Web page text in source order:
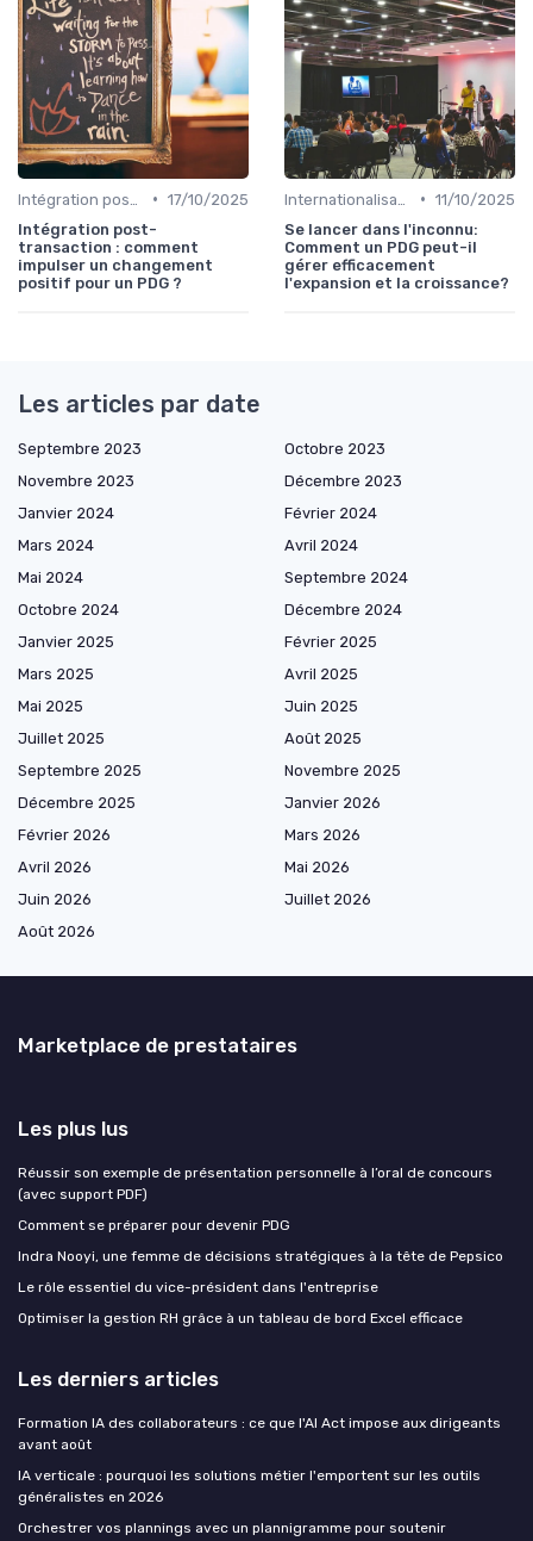
• 17/10/2025
Intégration post-
transaction : comment
impulser un changement
positif pour un PDG ?
• 11/10/2025
Se lancer dans l'inconnu:
Comment un PDG peut-il
gérer efficacement
l'expansion et la croissance?
Les articles par date
Septembre 2023
Octobre 2023
Novembre 2023
Décembre 2023
Janvier 2024
Février 2024
Mars 2024
Avril 2024
Mai 2024
Septembre 2024
Octobre 2024
Décembre 2024
Janvier 2025
Février 2025
Mars 2025
Avril 2025
Mai 2025
Juin 2025
Juillet 2025
Août 2025
Septembre 2025
Novembre 2025
Décembre 2025
Janvier 2026
Février 2026
Mars 2026
Avril 2026
Mai 2026
Juin 2026
Juillet 2026
Août 2026
Marketplace de prestataires
Les plus lus
Réussir son exemple de présentation personnelle à l’oral de concours
(avec support PDF)
Comment se préparer pour devenir PDG
Indra Nooyi, une femme de décisions stratégiques à la tête de Pepsico
Le rôle essentiel du vice-président dans l'entreprise
Optimiser la gestion RH grâce à un tableau de bord Excel efficace
Les derniers articles
Formation IA des collaborateurs : ce que l'AI Act impose aux dirigeants
avant août
IA verticale : pourquoi les solutions métier l'emportent sur les outils
généralistes en 2026
Orchestrer vos plannings avec un plannigramme pour soutenir